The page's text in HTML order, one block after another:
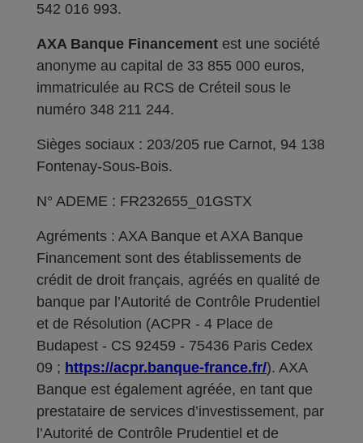
542 016 993.
AXA Banque Financement est une société
anonyme au capital de 33 855 000 euros,
immatriculée au RCS de Créteil sous le
numéro 348 211 244.
Sièges sociaux : 203/205 rue Carnot, 94 138
Fontenay-Sous-Bois.
N° ADEME : FR232655_01GSTX
Agréments : AXA Banque et AXA Banque
Financement sont des établissements de
crédit de droit français, agréés en qualité de
banque par l’Autorité de Contrôle Prudentiel
et de Résolution (ACPR - 4 Place de
Budapest - CS 92459 - 75436 Paris Cedex
09 ; https://acpr.banque-france.fr/). AXA
Banque est également agréée, en tant que
prestataire de services d’investissement, par
l’Autorité de Contrôle Prudentiel et de